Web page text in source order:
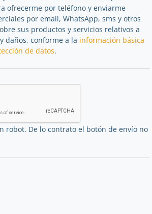
ofrecerme por teléfono y enviarme
por email, WhatsApp, sms y otros
sus productos y servicios relativos a
daños, conforme a la información básica
de datos.
robot. De lo contrato el botón de envío no